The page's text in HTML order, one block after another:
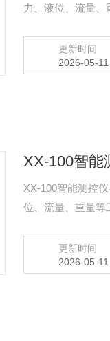
力、液位、流量、
更新时间
2026-05-11
XX-100智能
XX-100智能测控
位、流量、重量等
更新时间
2026-05-11